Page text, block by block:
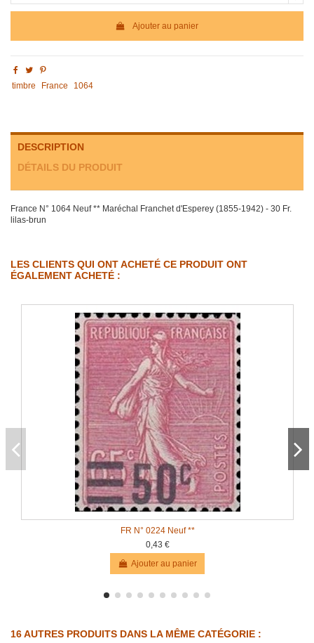
Ajouter au panier
timbre France 1064
DESCRIPTION
DÉTAILS DU PRODUIT
France N° 1064 Neuf ** Maréchal Franchet d'Esperey (1855-1942) - 30 Fr.
lilas-brun
LES CLIENTS QUI ONT ACHETÉ CE PRODUIT ONT
ÉGALEMENT ACHETÉ :
FR N° 0224 Neuf **
0,43 €
Ajouter au panier
16 AUTRES PRODUITS DANS LA MÊME CATÉGORIE :